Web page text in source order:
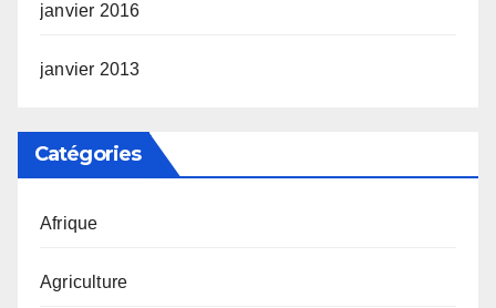
janvier 2016
janvier 2013
Catégories
Afrique
Agriculture